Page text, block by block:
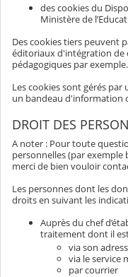
des cookies du
Ministère de
Des cookies tiers peuvent
éditoriaux d'intégration de
pédagogiques par exemple.
Les cookies sont gérés par
un bandeau d'information
DROIT DES
A noter : Pour toute
personnelles (par exemple
merci de bien vouloir
Les personnes dont les
droits en suivant les
Auprès du chef
traitement dont il
via son
via le service
par courrier